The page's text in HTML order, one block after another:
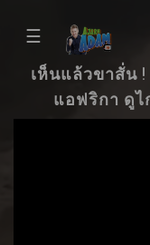
☰
เห็นแล้วขาสั่น
แอฟริกา ดูไ